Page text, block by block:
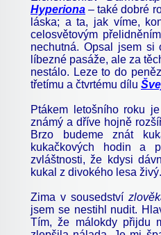
Hyperiona – také dobré
láska; a ta, jak víme,
celosvětovým
nechutná. Opsal jsem
líbezné pasáže, ale za
nestálo. Leze to do
třetímu a čtvrtému dílu
Ptákem letošního roku
známý a dříve hojně
Brzo budeme znát
kukačkových hodin a
zvláštnosti, že kdysi
kukal z divokého lesa živý.
Zima v sousedství
jsem se nestihl nudit.
Tím, že málokdy přijdu